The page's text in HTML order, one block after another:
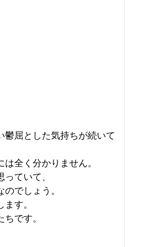
鬱屈とした気持ちが続いて
全く分かりません。
ていて、
でしょう。
す。
です。